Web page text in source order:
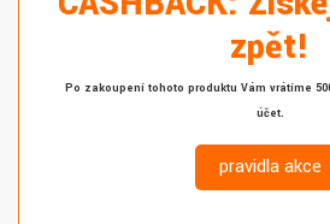
zpět!
Po zakoupení tohoto produktu Vám vrátíme
účet.
pravidla akce